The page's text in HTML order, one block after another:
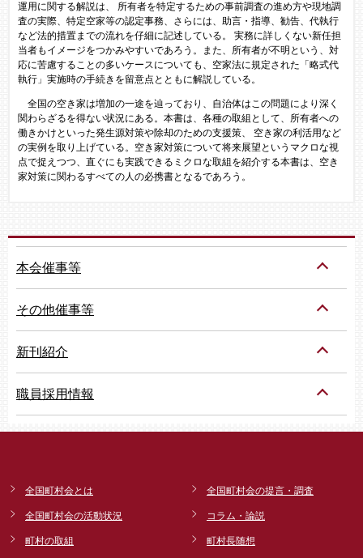
運用に関する解説は、 所有者を特定するための事前調査の進め方や現地調
査の実際、特定空家等の認定事務、さらには、助言・指導、勧告、代執行
など法的措置までの流れを仔細に記述している。 実務に詳しくない新任担
当者もイメージをつかみやすいであろう。また、所有者が不明という、対
応に苦慮することの多いケースについても、空家法に規定された「略式代
執行」実施時の手続きを留意点とともに解説している。
全国の空き家は増加の一途を辿っており、自治体はこの問題により深く
関わらざるを得ない状況にある。本書は、各種の取組として、所有者への
働きかけといった発生源対策や除却のための支援策、 空き家の利活用など
の実例を取り上げている。空き家対策について将来展望というマクロな視
点で捉えつつ、直ぐにも実践できるミクロな取組を紹介する本書は、空き
家対策に関わるすべての人の必携書となるであろう。
本会催事等
その他催事等
新刊紹介
職員採用情報
全国町村会とは
全国町村会の活動状況
町村の取組
全国町村会の提言・調査
コラム・論説
町村長随想